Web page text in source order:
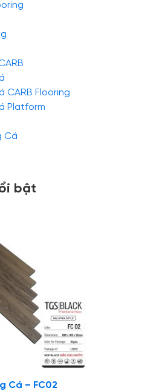
CARB Flooring
Platform
Cá
bật
Cá – FC02